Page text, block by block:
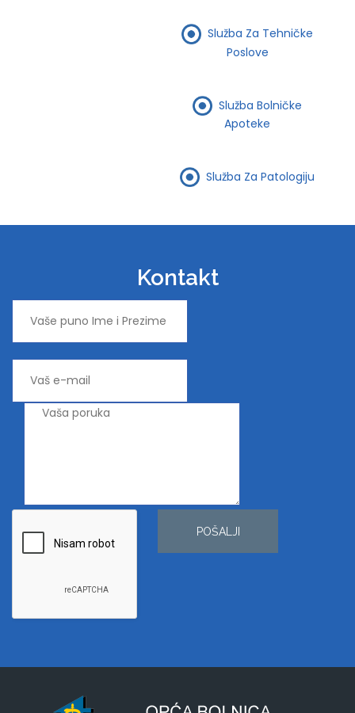
Služba Za Tehničke
Poslove
Služba Bolničke
Apoteke
Služba Za Patologiju
Kontakt
POŠALJI